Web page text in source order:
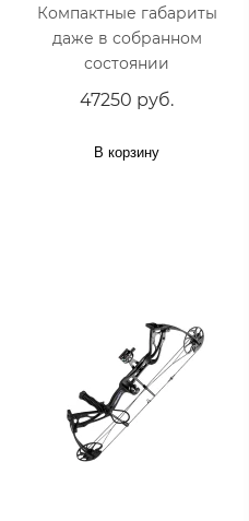
Компактные габариты
даже в собранном
состоянии
47250 руб.
В корзину